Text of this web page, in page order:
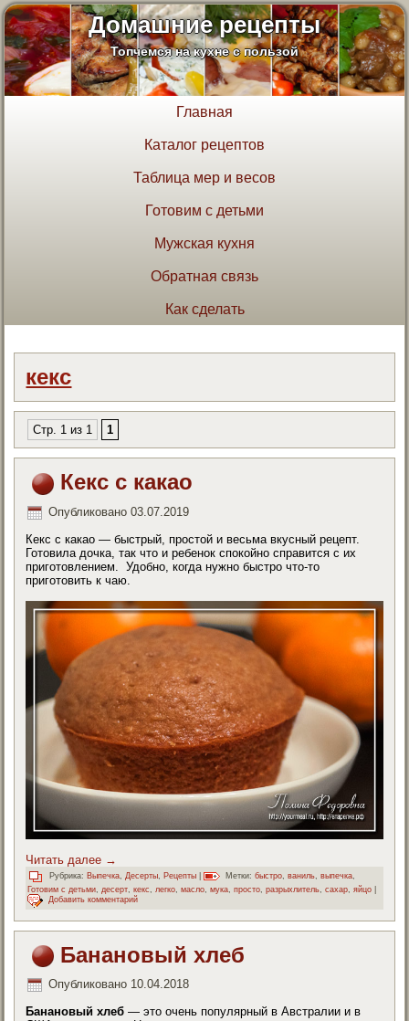
Домашние рецепты
Топчемся на кухне с пользой
Главная
Каталог рецептов
Таблица мер и весов
Готовим с детьми
Мужская кухня
Обратная связь
Как сделать
кекс
Стр. 1 из 1 1
Кекс с какао
Опубликовано 03.07.2019
Кекс с какао — быстрый, простой и весьма вкусный рецепт.
Готовила дочка, так что и ребенок спокойно справится с их
приготовлением. Удобно, когда нужно быстро что-то
приготовить к чаю.
Читать далее →
Рубрика: Выпечка Десерты Рецепты Метки: быстро ,ваниль ,выпечка
Готовим с детьми
десерт ,кекс легко ,масло ,мука ,просто ,разрыхлитель ,сахар ,яйцо
Добавить комментарий
Банановый хлеб
Опубликовано 10.04.2018
Банановый хлеб — это очень популярный в Австралии и в